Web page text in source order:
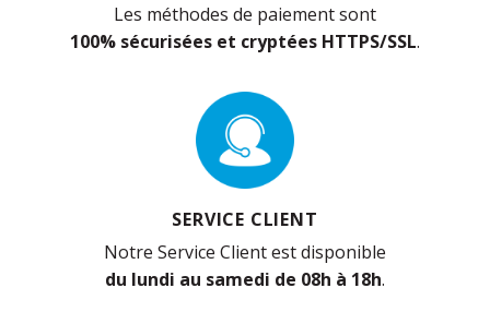
Les méthodes de paiement sont
100% sécurisées et cryptées HTTPS/SSL.
SERVICE CLIENT
Notre Service Client est disponible
du lundi au samedi de 08h à 18h.